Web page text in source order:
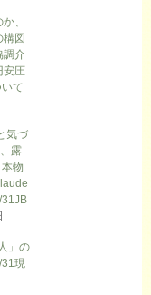
、
構図
調介
安圧
て
気づ
露
物
31JB
」の
現